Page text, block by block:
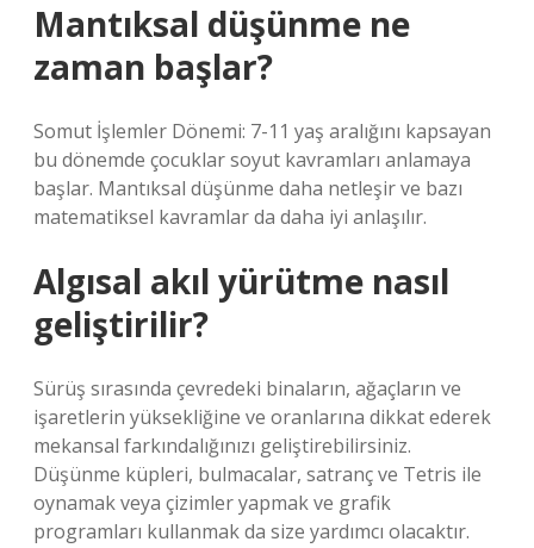
Mantıksal düşünme ne
zaman başlar?
Somut İşlemler Dönemi: 7-11 yaş aralığını kapsayan
bu dönemde çocuklar soyut kavramları anlamaya
başlar. Mantıksal düşünme daha netleşir ve bazı
matematiksel kavramlar da daha iyi anlaşılır.
Algısal akıl yürütme nasıl
geliştirilir?
Sürüş sırasında çevredeki binaların, ağaçların ve
işaretlerin yüksekliğine ve oranlarına dikkat ederek
mekansal farkındalığınızı geliştirebilirsiniz.
Düşünme küpleri, bulmacalar, satranç ve Tetris ile
oynamak veya çizimler yapmak ve grafik
programları kullanmak da size yardımcı olacaktır.